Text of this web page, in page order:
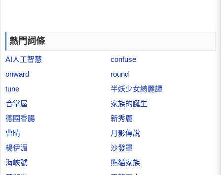
熱門詞條
AI人工智慧
confuse
onward
round
tune
半妖少女綺麗譚
合掌屋
家族的誕生
德國香腸
新秀麗
曹晴
月影傳說
楊伊湄
沙發罩
海峽號
熊貓家族